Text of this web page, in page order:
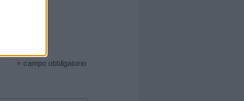
* campo obbligatorio